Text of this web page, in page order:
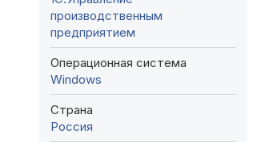
производственным
предприятием
Операционная система
Windows
Страна
Россия